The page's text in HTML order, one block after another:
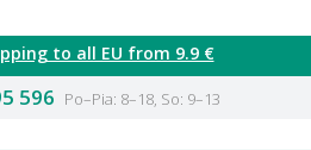
to all EU from 9.9 €
596 Po–Pia: 8–18, So: 9–13